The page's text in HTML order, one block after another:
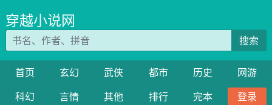
穿越小说网
搜索
首页 玄幻 武侠 都市 历史
网游
科幻
言情 其他 排行 完本
登录